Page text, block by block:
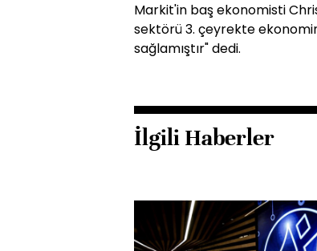
Markit'in baş ekonomisti
sektörü 3. çeyrekte
sağlamıştır" dedi.
İlgili Haberler